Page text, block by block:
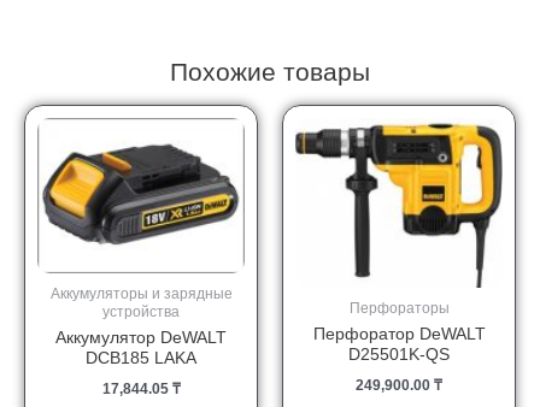
Похожие товары
Аккумуляторы и зарядные
устройства
Аккумулятор DeWALT
DCB185 LAKA
17,844.05 ₸
Перфораторы
Перфоратор DeWALT
D25501K-QS
249,900.00 ₸